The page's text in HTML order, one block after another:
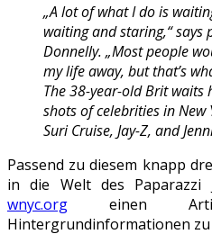
„A lot of what I do is
waiting and staring,“ says
Donnelly. „Most people
my life away, but that’s
The 38-year-old Brit waits
shots of celebrities in New
Suri Cruise, Jay-Z, and
Passend zu diesem knapp
in die Welt des
wnyc.org einen
Hintergrundinformationen zu